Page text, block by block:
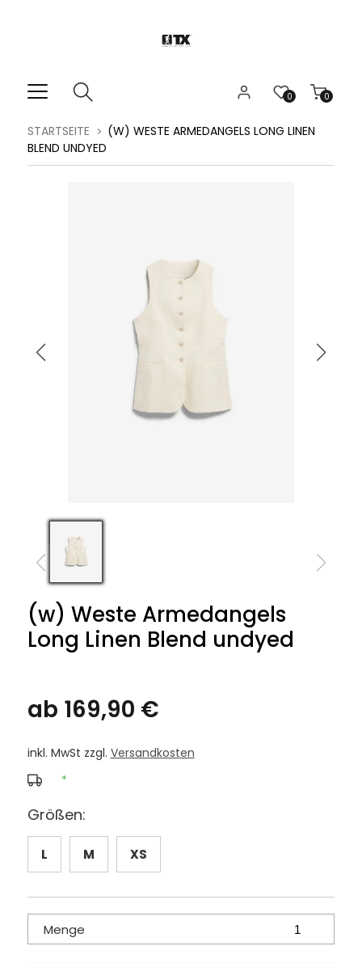
0
0
STARTSEITE
(W) WESTE ARMEDANGELS LONG LINEN
BLEND UNDYED
(w) Weste Armedangels
Long Linen Blend undyed
ab 169,90 €
inkl. MwSt zzgl. Versandkosten
*
Größen:
L M XS
Menge